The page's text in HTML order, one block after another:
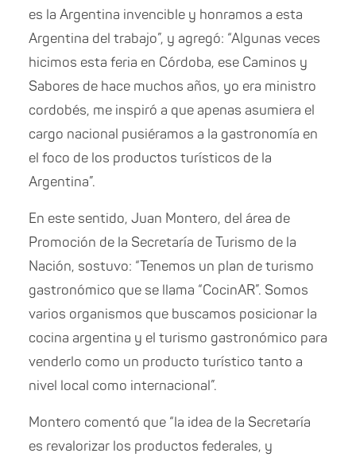
es la Argentina invencible y honramos a esta
Argentina del trabajo”, y agregó: “Algunas veces
hicimos esta feria en Córdoba, ese Caminos y
Sabores de hace muchos años, yo era ministro
cordobés, me inspiró a que apenas asumiera el
cargo nacional pusiéramos a la gastronomía en
el foco de los productos turísticos de la
Argentina”.
En este sentido, Juan Montero, del área de
Promoción de la Secretaría de Turismo de la
Nación, sostuvo: “Tenemos un plan de turismo
gastronómico que se llama “CocinAR”. Somos
varios organismos que buscamos posicionar la
cocina argentina y el turismo gastronómico para
venderlo como un producto turístico tanto a
nivel local como internacional”.
Montero comentó que “la idea de la Secretaría
es revalorizar los productos federales, y